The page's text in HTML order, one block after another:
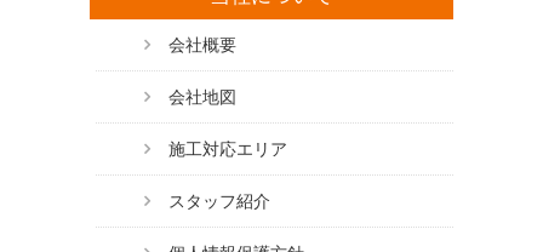
会社概要
会社地図
施工対応エリア
スタッフ紹介